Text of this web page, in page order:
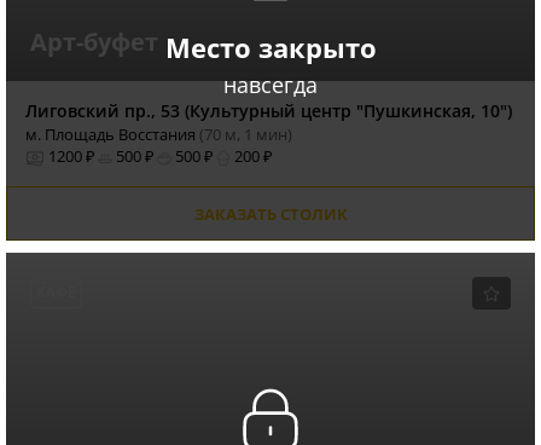
Место закрыто
навсегда
Арт-буфет
Лиговский пр., 53 (Культурный центр "Пушкинская, 10")
м. Площадь Восстания (70 м, 1 мин)
1200 ₽
500 ₽ 500 ₽ 200 ₽
ЗАКАЗАТЬ СТОЛИК